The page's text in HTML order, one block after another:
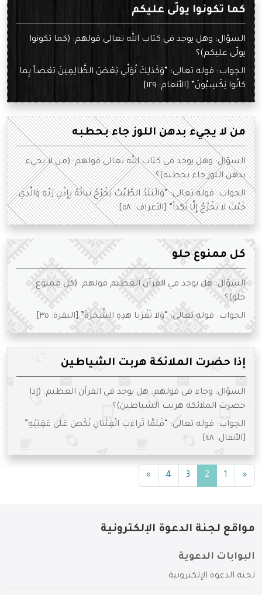
كما تكونوا يولّى عليكم
السؤال: وهل يوجد في كتاب الله تعالى قولهم: (كما تكونوا
يولّى عليكم)؟
الجواب: قوله تعالى: “وَكَذلِكَ نُوَلِّي بَعْضَ الظَّالِمِينَ بَعْضاً بِما
كانُوا يَكْسِبُونَ” [الأنعام: ١٢٩]
من لا يجيء بدهن اللوز جاء بحطبه
السؤال: وهل يوجد في كتاب الله تعالى قولهم: (من لا يجيء
بدهن اللوز جاء بحطبه)؟
الجواب: قوله تعالى: “وَالْبَلَدُ الطَّيِّبُ يَخْرُجُ نَباتُهُ بِإِذْنِ رَبِّهِ وَالَّذِي
خَبُثَ لا يَخْرُجُ إِلَّا نَكِداً” [الأعراف: ٥٨]
كل ممنوع حلو
السؤال: هل يوجد في القرآن العظيم قولهم: (كل ممنوع
حلو)؟
الجواب: قوله تعالى: “وَلا تَقْرَبا هذِهِ الشَّجَرَةَ” [البقرة: ٣٥]
إذا حضرت الملائكة هربت الشياطين
السؤال: وجاء في قولهم: هل يوجد في القرآن العظيم: (إذا
حضرت الملائكة هربت الشياطين)؟
الجواب: قوله تعالى: “فَلَمَّا تَراءَتِ الْفِئَتانِ نَكَصَ عَلى عَقِبَيْهِ”
[الأنفال: ٤٨]
«
1
2
3
4
»
مواقع لجنة الدعوة الإلكترونية
البوابات الدعوية
لجنة الدعوة الإلكترونية